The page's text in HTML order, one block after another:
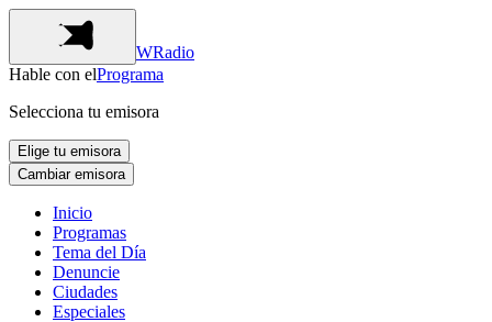
WRadio
Hable con elPrograma
Selecciona tu emisora
Elige tu emisora
Cambiar emisora
Inicio
Programas
Tema del Día
Denuncie
Ciudades
Especiales